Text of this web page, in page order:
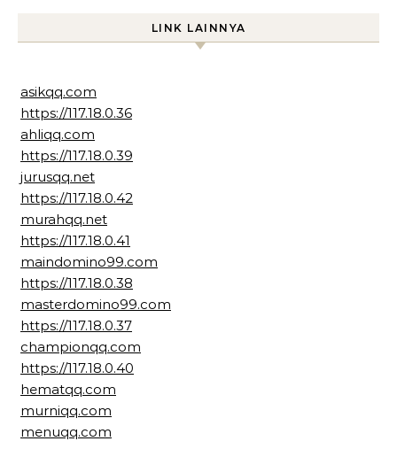
LINK LAINNYA
asikqq.com
https://117.18.0.36
ahliqq.com
https://117.18.0.39
jurusqq.net
https://117.18.0.42
murahqq.net
https://117.18.0.41
maindomino99.com
https://117.18.0.38
masterdomino99.com
https://117.18.0.37
championqq.com
https://117.18.0.40
hematqq.com
murniqq.com
menuqq.com